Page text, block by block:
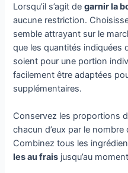
Lorsqu’il s’agit degarnir la
aucune restriction.
semble attrayant sur le
que les quantités indiquées
soient pour une portion
facilement être adaptées
supplémentaires.
Conservez les proportions
chacun d’eux par le
Combinez tous les
les au frais jusqu’au